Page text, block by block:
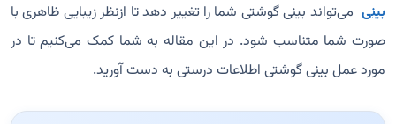
بینی می‌تواند بینی گوشتی شما را تغییر دهد تا ازنظر زیبایی ظاهری با
صورت شما متناسب شود. در این مقاله به شما کمک می‌کنیم تا در
مورد عمل بینی گوشتی اطلاعات درستی به دست آورید.